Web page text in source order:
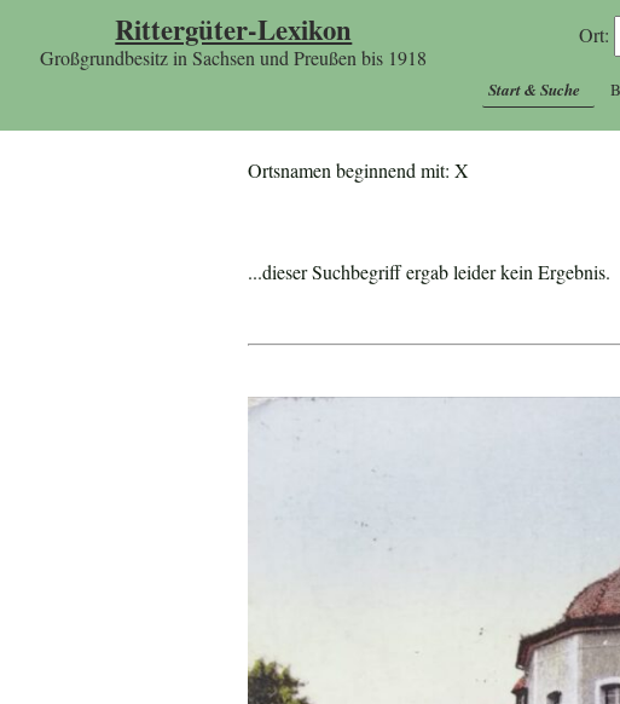
Rittergüter-Lexikon
Großgrundbesitz in Sachsen und Preußen bis 1918
Ort:
Start & Suche
Ortsnamen beginnend mit: X
...dieser Suchbegriff ergab leider kein Ergebnis.